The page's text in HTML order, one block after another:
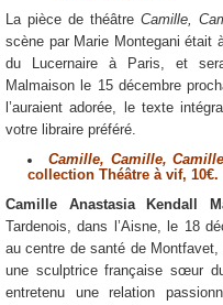
La pièce de théâtreCamille,
scène par Marie Montegani était
du Lucernaire à Paris, et
Malmaison le 15 décembre
l’auraient adorée, le texte
votre libraire préféré.
Camille, Camille, Camille
collection Théâtre à vif, 10€.
Camille Anastasia Kendall
Tardenois, dans l’Aisne, le 18
au centre de santé de
une sculptrice française sœur
entretenu une relation